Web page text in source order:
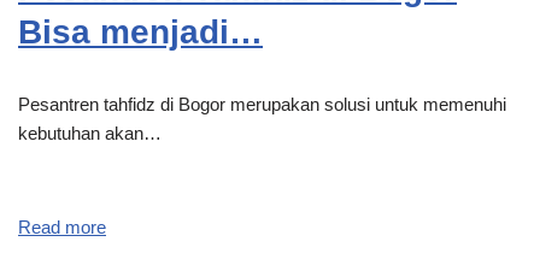
Bisa menjadi…
Pesantren tahfidz di Bogor merupakan solusi untuk memenuhi
kebutuhan akan…
Read more